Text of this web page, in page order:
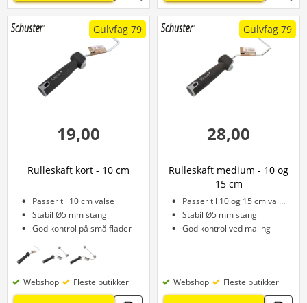
Gulvfag 79
19,00
Rulleskaft kort - 10 cm
Passer til 10 cm valse
Stabil Ø5 mm stang
God kontrol på små flader
Webshop Fleste butikker
Gulvfag 79
28,00
Rulleskaft medium - 10 og
15 cm
Passer til 10 og 15 cm valse
Stabil Ø5 mm stang
God kontrol ved maling
Webshop Fleste butikker